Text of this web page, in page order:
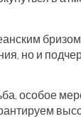
но и
особое